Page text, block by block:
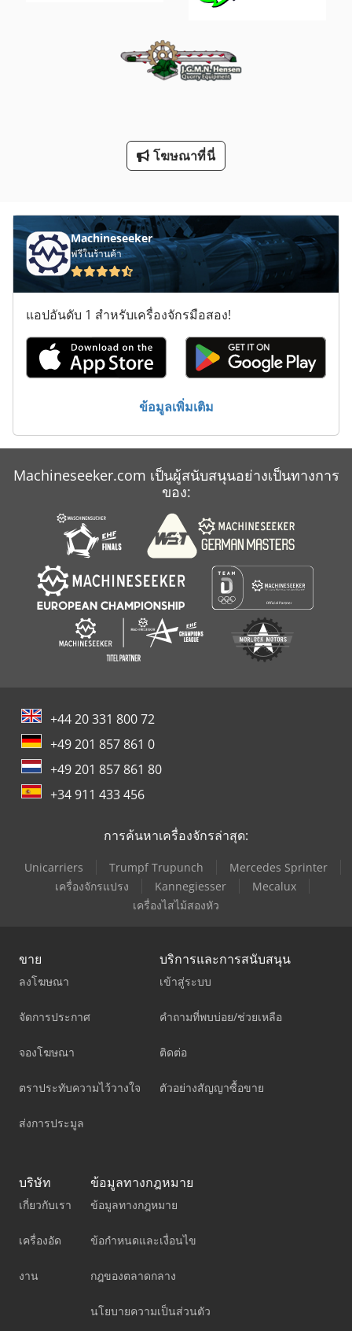
โฆษณาที่นี่
Machineseeker
ฟรีในร้านค้า
แอปอันดับ 1 สำหรับเครื่องจักรมือสอง!
ข้อมูลเพิ่มเติม
Machineseeker.com เป็นผู้สนับสนุนอย่างเป็นทางการ
ของ:
+44 20 331 800 72
+49 201 857 861 0
+49 201 857 861 80
+34 911 433 456
การค้นหาเครื่องจักรล่าสุด:
Unicarriers Trumpf Trupunch
Mercedes Sprinter
เครื่องจักรแปรง
Kannegiesser
Mecalux
เครื่องไสไม้สองหัว
ขาย
ลงโฆษณา
จัดการประกาศ
จองโฆษณา
ตราประทับความไว้วางใจ
ส่งการประมูล
บริการและการสนับสนุน
เข้าสู่ระบบ
คำถามที่พบบ่อย/ช่วยเหลือ
ติดต่อ
ตัวอย่างสัญญาซื้อขาย
บริษัท
เกี่ยวกับเรา
เครื่องอัด
งาน
ข้อมูลทางกฎหมาย
ข้อมูลทางกฎหมาย
ข้อกำหนดและเงื่อนไข
กฎของตลาดกลาง
นโยบายความเป็นส่วนตัว